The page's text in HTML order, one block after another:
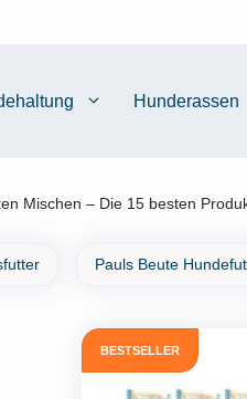
Hunderassen
Mischen – Die 15 besten
Pauls Beute
BESTSELLER